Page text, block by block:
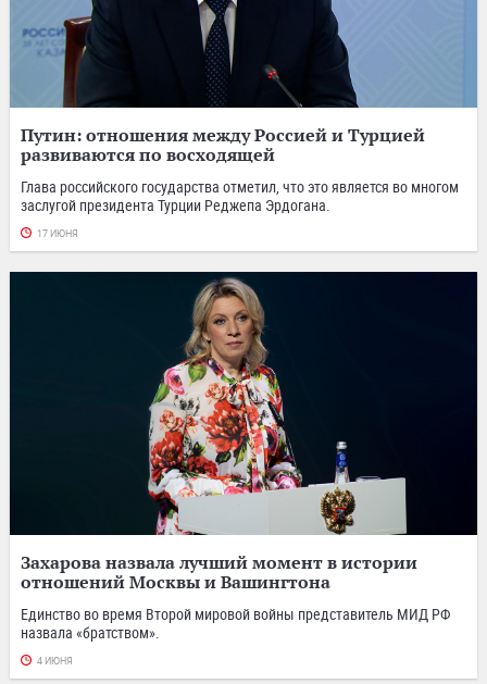
Путин: отношения между Россией и Турцией
развиваются по восходящей
Глава российского государства отметил, что это является во многом
заслугой президента Турции Реджепа Эрдогана.
17 ИЮНЯ
Захарова назвала лучший момент в истории
отношений Москвы и Вашингтона
Единство во время Второй мировой войны представитель МИД РФ
назвала «братством».
4 ИЮНЯ